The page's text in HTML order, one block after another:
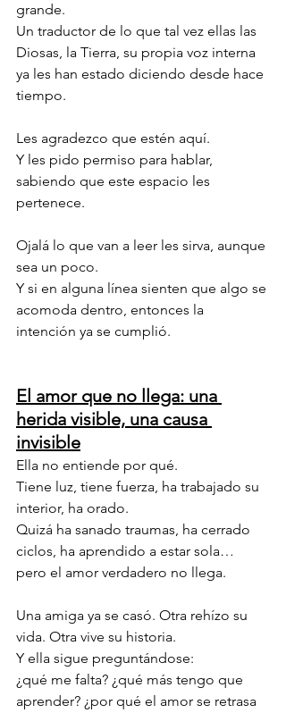
grande.
Un traductor de lo que tal vez ellas las
Diosas, la Tierra, su propia voz interna
ya les han estado diciendo desde hace
tiempo.
Les agradezco que estén aquí.
Y les pido permiso para hablar,
sabiendo que este espacio les
pertenece.
Ojalá lo que van a leer les sirva, aunque
sea un poco.
Y si en alguna línea sienten que algo se
acomoda dentro, entonces la
intención ya se cumplió.
El amor que no llega: una
herida visible, una causa
invisible
Ella no entiende por qué.
Tiene luz, tiene fuerza, ha trabajado su
interior, ha orado.
Quizá ha sanado traumas, ha cerrado
ciclos, ha aprendido a estar sola…
pero el amor verdadero no llega.
Una amiga ya se casó. Otra rehízo su
vida. Otra vive su historia.
Y ella sigue preguntándose:
¿qué me falta? ¿qué más tengo que
aprender? ¿por qué el amor se retrasa